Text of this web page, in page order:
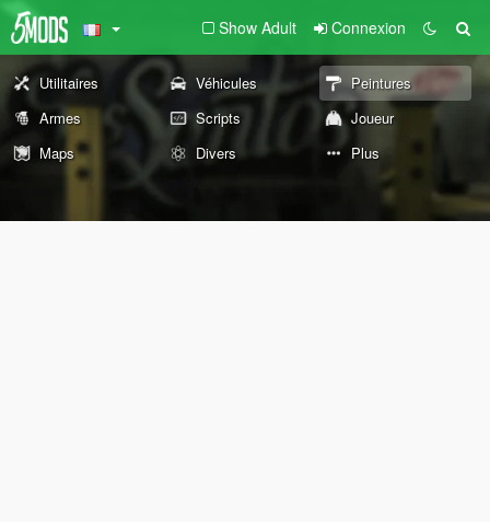
Show Adult Connexion
Utilitaires Véhicules
Peintures
Armes
Scripts
Joueur
Maps
Divers Plus